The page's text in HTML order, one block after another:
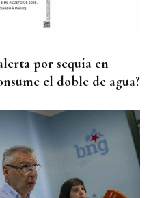
por sequía en
el doble de agua?